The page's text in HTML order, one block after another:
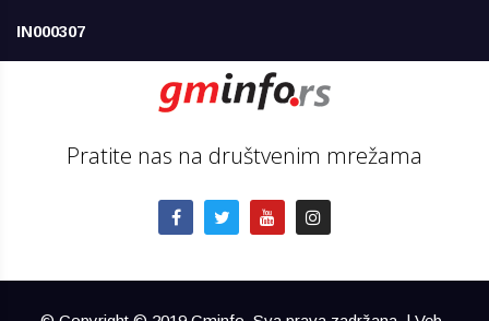
IN000307
Pratite nas na društvenim mrežama